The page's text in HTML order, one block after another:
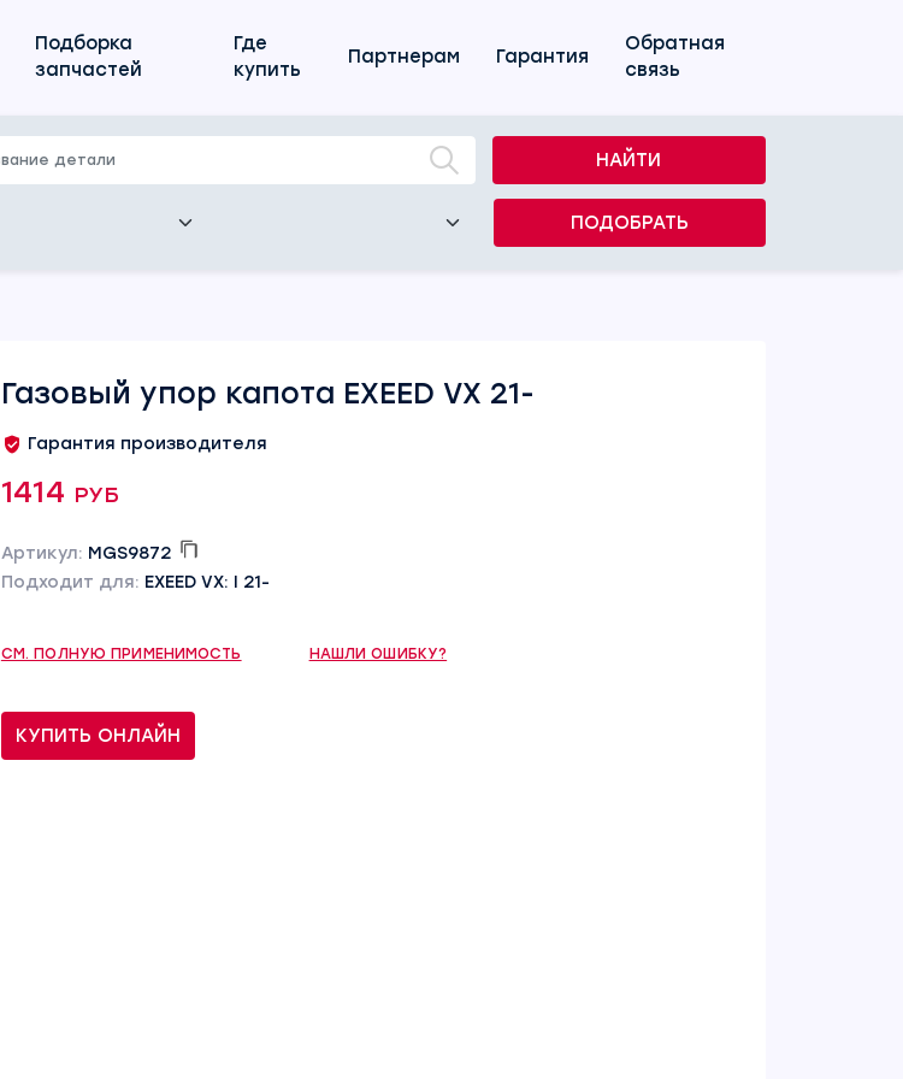
Подборка
запчастей
Где
купить
Партнерам Гарантия
Обратная
связь
НАЙТИ
ПОДОБРАТЬ
Газовый упор капота EXEED VX 21-
Гарантия производителя
1414 руб
Артикул: MGS9872
Подходит для: EXEED VX: I 21-
СМ. ПОЛНУЮ ПРИМЕНИМОСТЬ НАШЛИ ОШИБКУ?
КУПИТЬ ОНЛАЙН